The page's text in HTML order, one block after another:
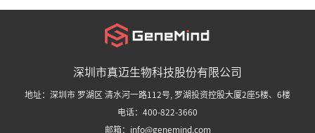
深圳市真迈生物科技股份有限公司
地址：深圳市 罗湖区 清水河一路112号, 罗湖投资控股大厦2座5楼、6楼
电话：400-822-3660
邮箱：info@genemind.com